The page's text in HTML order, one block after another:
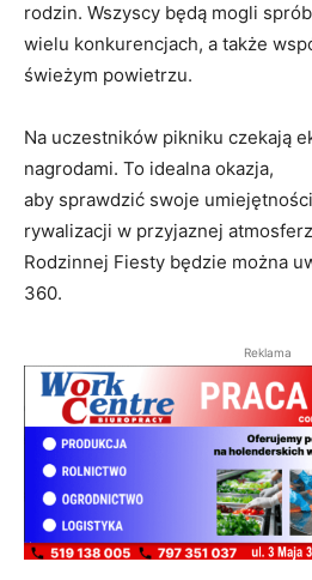
rodzin. Wszyscy będą mogli
wielu konkurencjach, a także
świeżym powietrzu.
Na uczestników pikniku czekają
nagrodami. To idealna okazja,
aby sprawdzić swoje
rywalizacji w przyjaznej
Rodzinnej Fiesty będzie można
360.
Reklama